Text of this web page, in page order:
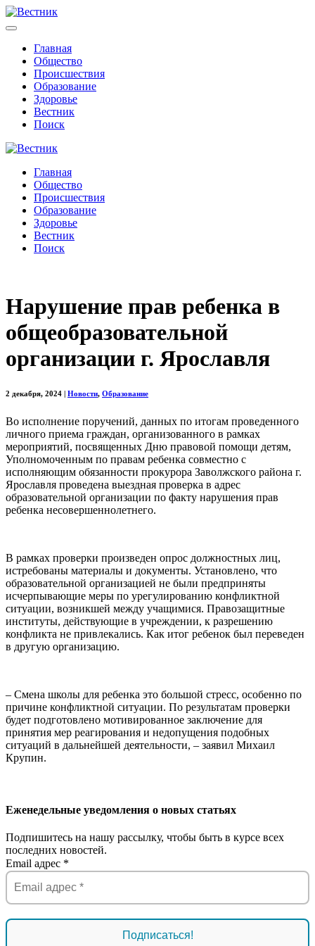
Главная
Общество
Происшествия
Образование
Здоровье
Вестник
Поиск
Главная
Общество
Происшествия
Образование
Здоровье
Вестник
Поиск
Нарушение прав ребенка в
общеобразовательной
организации г. Ярославля
2 декабря, 2024 Новости, Образование
Во исполнение поручений, данных по итогам проведенного
личного приема граждан, организованного в рамках
мероприятий, посвященных Дню правовой помощи детям,
Уполномоченным по правам ребенка совместно с
исполняющим обязанности прокурора Заволжского района г.
Ярославля проведена выездная проверка в адрес
образовательной организации по факту нарушения прав
ребенка несовершеннолетнего.
В рамках проверки произведен опрос должностных лиц,
истребованы материалы и документы. Установлено, что
образовательной организацией не были предприняты
исчерпывающие меры по урегулированию конфликтной
ситуации, возникшей между учащимися. Правозащитные
институты, действующие в учреждении, к разрешению
конфликта не привлекались. Как итог ребенок был переведен
в другую организацию.
– Смена школы для ребенка это большой стресс, особенно по
причине конфликтной ситуации. По результатам проверки
будет подготовлено мотивированное заключение для
принятия мер реагирования и недопущения подобных
ситуаций в дальнейшей деятельности, – заявил Михаил
Крупин.
Еженедельные уведомления о новых статьях
Подпишитесь на нашу рассылку, чтобы быть в курсе всех
последних новостей.
Email адрес *